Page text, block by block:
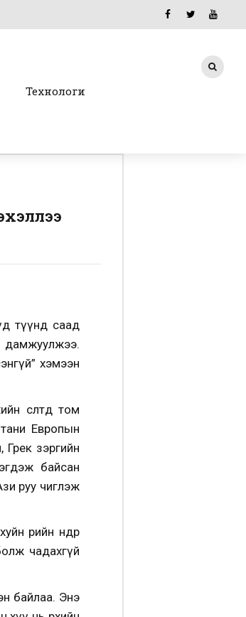
Технологи
түүнд саад
дамжуулжээ.
хэмээн
өсөлтөд том
Европын
Грек зэргийн
байсан
руу чиглэж
өрийн өндөр
чадахгүй
байлаа. Энэ